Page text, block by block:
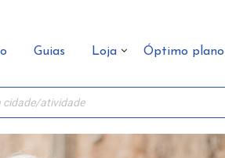
Guias Loja Óptimo plano